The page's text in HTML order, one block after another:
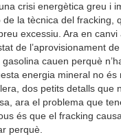
crisi energètica greu i
la tècnica del fracking,
excessiu. Ara en canvi
de l’aprovisionament
cauen perquè
energia mineral no és
dos petits detalls que
ara el problema que
és que el fracking
perquè.